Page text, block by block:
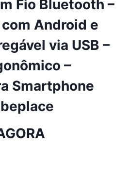
Fio Bluetooth –
Android e
via USB –
–
Smartphone